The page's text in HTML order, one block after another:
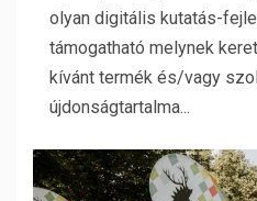
olyan digitális kutatás-
támogatható melynek
kívánt termék és/vagy
újdonságtartalma...